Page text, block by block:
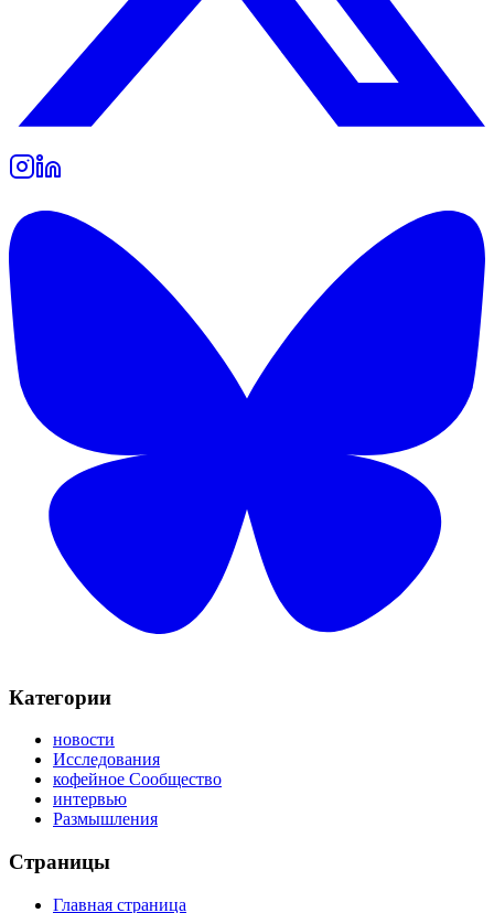
Категории
новости
Исследования
кофейное Сообщество
интервью
Размышления
Страницы
Главная страница